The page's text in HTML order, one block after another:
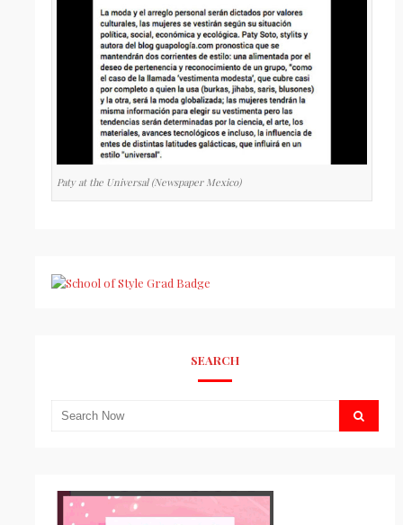
Paty at the Universal (Newspaper Mexico)
SEARCH